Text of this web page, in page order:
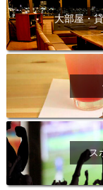
大部屋・
ス